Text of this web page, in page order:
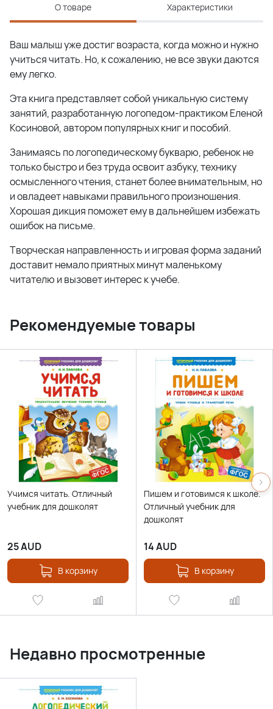
О товаре Характеристики
Ваш малыш уже достиг возраста, когда можно и нужно
учиться читать. Но, к сожалению, не все звуки даются
ему легко.
Эта книга представляет собой уникальную систему
занятий, разработанную логопедом-практиком Еленой
Косиновой, автором популярных книг и пособий.
Занимаясь по логопедическому букварю, ребенок не
только быстро и без труда освоит азбуку, технику
осмысленного чтения, станет более внимательным, но
и овладеет навыками правильного произношения.
Хорошая дикция поможет ему в дальнейшем избежать
ошибок на письме.
Творческая направленность и игровая форма заданий
доставит немало приятных минут маленькому
читателю и вызовет интерес к учебе.
Рекомендуемые товары
Учимся читать. Отличный
учебник для дошколят
25AUD
В корзину
Пишем и готовимся к школе.
Отличный учебник для
дошколят
14AUD
В корзину
Недавно просмотренные